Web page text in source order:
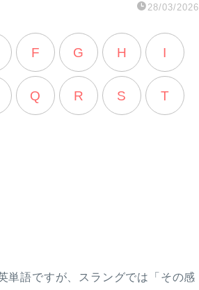
28/03/2026
F G H I
Q R S T
単語ですが、スラングでは「その感